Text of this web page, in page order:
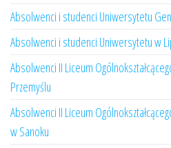
Absolwenci i studenci Uniwersytetu
Absolwenci i studenci Uniwersytetu w
Absolwenci II Liceum
Przemyślu
Absolwenci II Liceum
w Sanoku